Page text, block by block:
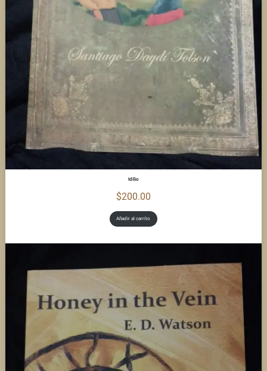
Idilio
$200.00
Añadir al carrito